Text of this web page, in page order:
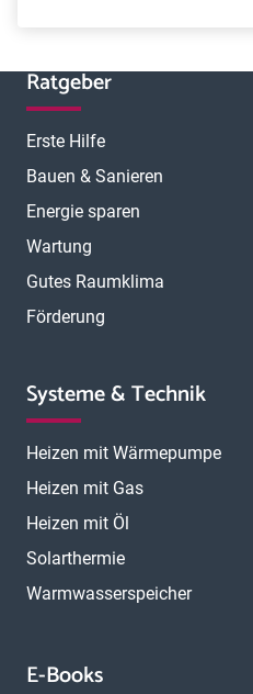
Ratgeber
Erste Hilfe
Bauen & Sanieren
Energie sparen
Wartung
Gutes Raumklima
Förderung
Systeme & Technik
Heizen mit Wärmepumpe
Heizen mit Gas
Heizen mit Öl
Solarthermie
Warmwasserspeicher
E-Books